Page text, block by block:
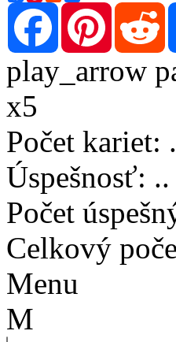
Facebook
Pinterest
play_arrow
x5
Počet kariet:
Úspešnosť: ..
Počet
Celkový
Menu
M